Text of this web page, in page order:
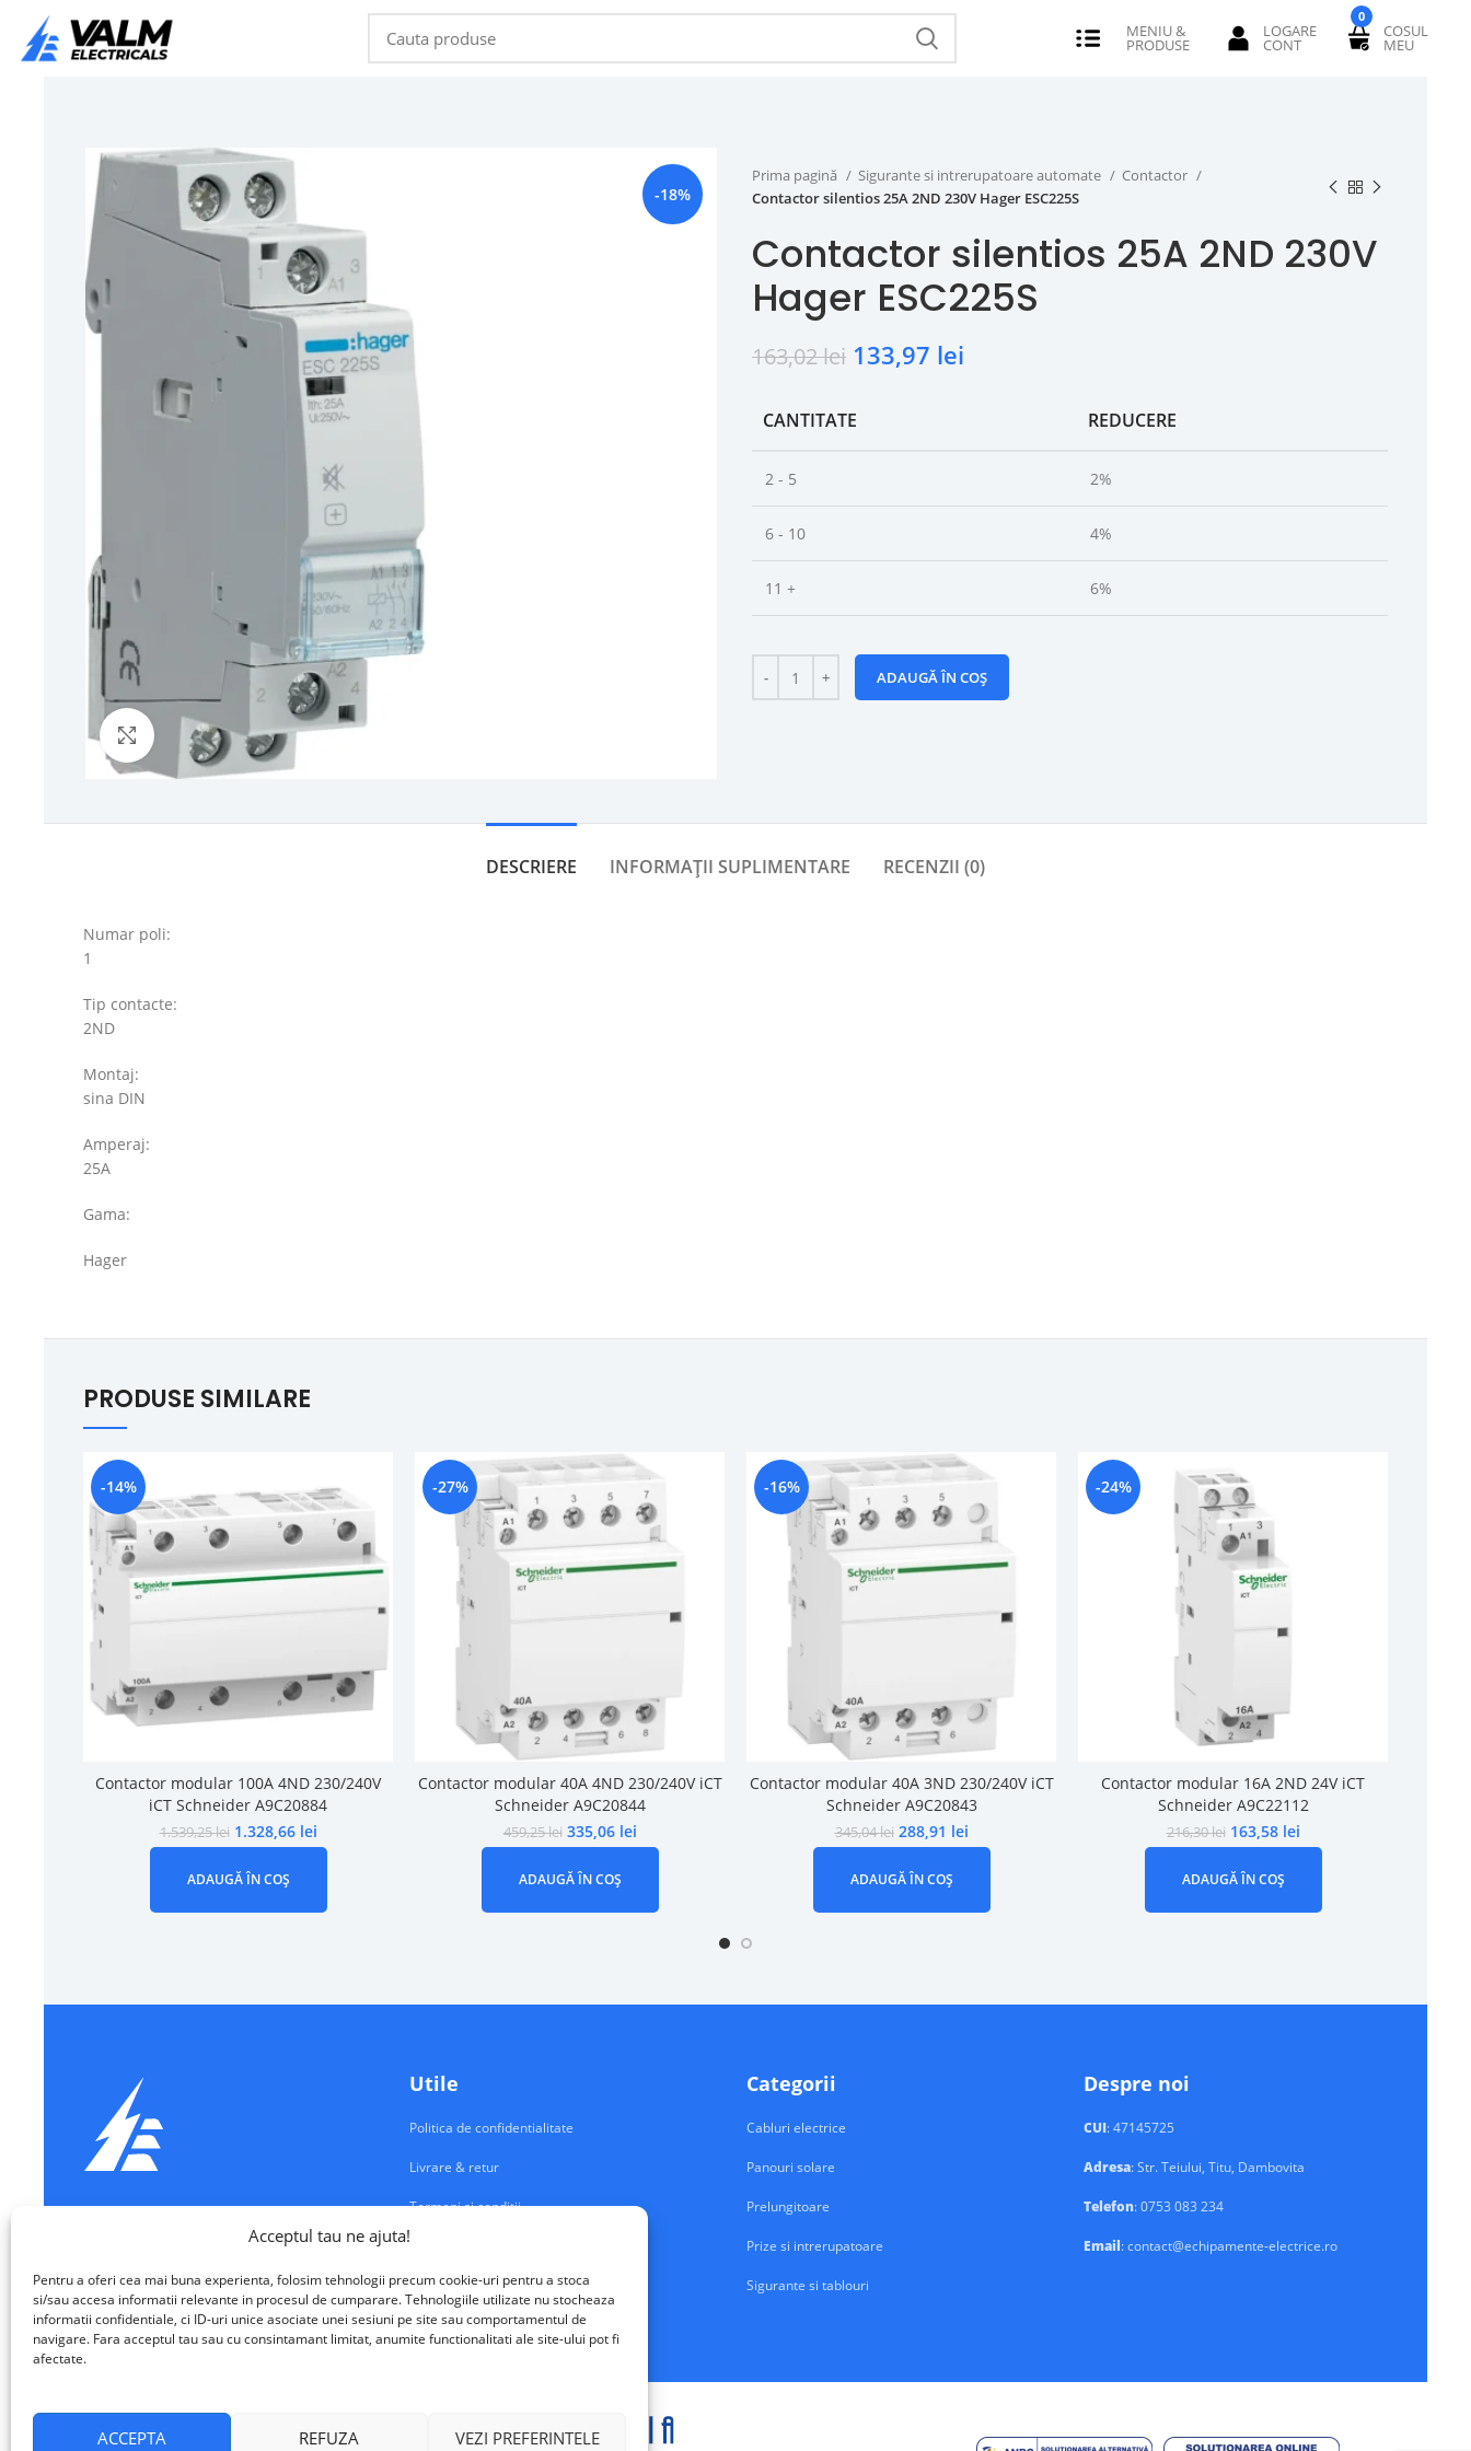
Acceptul tau ne ajuta!
Pentru a oferi cea mai buna experienta, folosim tehnologii precum cookie-uri pentru a stoca
si/sau accesa informatii relevante in procesul de cumparare. Tehnologiile utilizate nu stocheaza
informatii confidentiale, ci ID-uri unice asociate unei sesiuni pe site sau comportamentul de
navigare. Fara acceptul tau sau cu consintamant limitat, anumite functionalitati ale site-ului pot fi
afectate.
ACCEPTA REFUZA VEZI PREFERINTELE
0
-18%
Click to enlarge
Prima pagină Sigurante si intrerupatoare automate
Contactor
Contactor silentios 25A 2ND 230V Hager ESC225S
Contactor silentios 25A 2ND 230V
Hager ESC225S
163,02lei 133,97 lei
CANTITATE REDUCERE
2 - 5 2%
6 - 10 4%
11 + 6%
ADAUGĂ ÎN COȘ
DESCRIERE INFORMAȚII SUPLIMENTARE RECENZII (0)
Numar poli:
1
Tip contacte:
2ND
Montaj:
sina DIN
Amperaj:
25A
Gama:
Hager
PRODUSE SIMILARE
-14%
Contactor modular 100A 4ND 230/240V
iCT Schneider A9C20884
1.539,25lei 1.328,66 lei
ADAUGĂ ÎN COȘ
-27%
Contactor modular 40A 4ND 230/240V iCT
Schneider A9C20844
459,25lei 335,06 lei
ADAUGĂ ÎN COȘ
-16%
Contactor modular 40A 3ND 230/240V iCT
Schneider A9C20843
345,04lei 288,91 lei
ADAUGĂ ÎN COȘ
-24%
Contactor modular 16A 2ND 24V iCT
Schneider A9C22112
216,30lei 163,58 lei
ADAUGĂ ÎN COȘ
Echipamente Electrice
Utile
Politica de confidentialitate
Livrare & retur
Termeni si conditii
Contul meu
Contact
Categorii
Cabluri electrice
Panouri solare
Prelungitoare
Prize si intrerupatoare
Sigurante si tablouri
Despre noi
CUI: 47145725
Adresa: Str. Teiului, Titu, Dambovita
Telefon: 0753 083 234
Email: contact@echipamente-electrice.ro